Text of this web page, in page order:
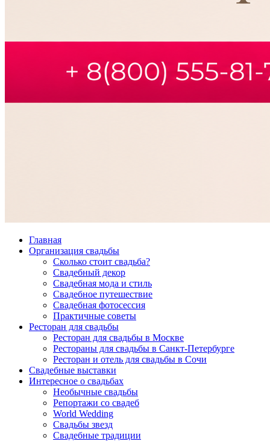
Главная
Организация свадьбы
Сколько стоит свадьба?
Свадебный декор
Свадебная мода и стиль
Свадебное путешествие
Свадебная фотосессия
Практичные советы
Ресторан для свадьбы
Ресторан для свадьбы в Москве
Рестораны для свадьбы в Санкт-Петербурге
Ресторан и отель для свадьбы в Сочи
Свадебные выставки
Интересное о свадьбах
Необычные свадьбы
Репортажи со свадеб
World Wedding
Свадьбы звезд
Свадебные традиции